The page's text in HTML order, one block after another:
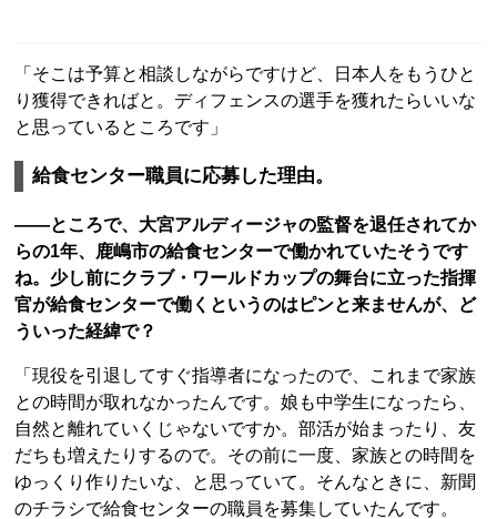
「そこは予算と相談しながらですけど、日本人をもうひと
り獲得できればと。ディフェンスの選手を獲れたらいいな
と思っているところです」
給食センター職員に応募した理由。
――ところで、大宮アルディージャの監督を退任されてか
らの1年、鹿嶋市の給食センターで働かれていたそうです
ね。少し前にクラブ・ワールドカップの舞台に立った指揮
官が給食センターで働くというのはピンと来ませんが、ど
ういった経緯で？
「現役を引退してすぐ指導者になったので、これまで家族
との時間が取れなかったんです。娘も中学生になったら、
自然と離れていくじゃないですか。部活が始まったり、友
だちも増えたりするので。その前に一度、家族との時間を
ゆっくり作りたいな、と思っていて。そんなときに、新聞
のチラシで給食センターの職員を募集していたんです。